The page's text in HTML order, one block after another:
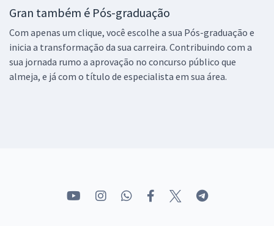
Gran também é Pós-graduação
Com apenas um clique, você escolhe a sua Pós-graduação e
inicia a transformação da sua carreira. Contribuindo com a
sua jornada rumo a aprovação no concurso público que
almeja, e já com o título de especialista em sua área.